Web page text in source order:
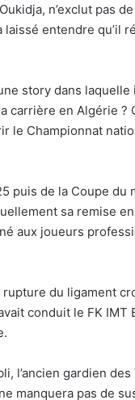
n’exclut pas
entendre qu’il
story dans
carrière en Algérie ?
le Championnat
puis de la Coupe du
sa remise
aux joueurs
rupture du ligament
conduit le FK
l’ancien gardien
manquera pas de